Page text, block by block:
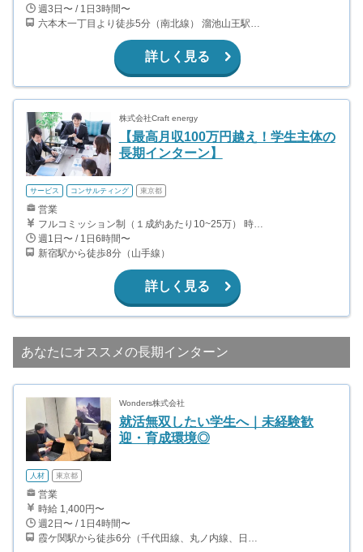
週3日〜 / 1日3時間〜
六本木一丁目より徒歩5分（南北線） 溜池山王駅より徒歩10分（銀座線） 六本木駅より徒歩12分（日比谷線）
詳しく見る
株式会社Craft energy
【最高月収100万円越え！学生主体の
長期インターン】
サービス コンサルティング 東京都
営業
フルコミッション制（１成約あたり10~25万） 時給換算で（2000円〜2500円）程度が目安となります。 月100万を稼ぐ学生多数在籍しています。 ■収入例 〇入社1か月目（早稲田大学2年生） 役職：アポインター 月間1契約×10万円＝10万円 ＋交通費 〇入社3か月目（明治大学2年生） 役職：アポインター 月間2契約×13万円＝26万円 ＋交通費 〇入社6か月目（慶應義塾大学3年生） 役職：アポインター 月間5契約×15万円＝75万円 ＋交通費 〇入社15か月目（東京大学3年生） 役職：クローザー 月間3契約×25万=75万円 ＋交通費 交通費支給あり
週1日〜 / 1日6時間〜
新宿駅から徒歩8分（山手線）
詳しく見る
あなたにオススメの長期インターン
Wonders株式会社
就活無双したい学生へ｜未経験歓
迎・育成環境◎
人材 東京都
営業
時給 1,400円〜
週2日〜 / 1日4時間〜
霞ケ関駅から徒歩6分（千代田線、丸ノ内線、日比谷線） 虎ノ門駅から徒歩2分（銀座線、日比谷線） 虎ノ門ヒルズ駅から徒歩5分（日比谷線）